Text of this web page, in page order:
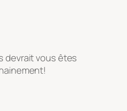
devrait vous êtes